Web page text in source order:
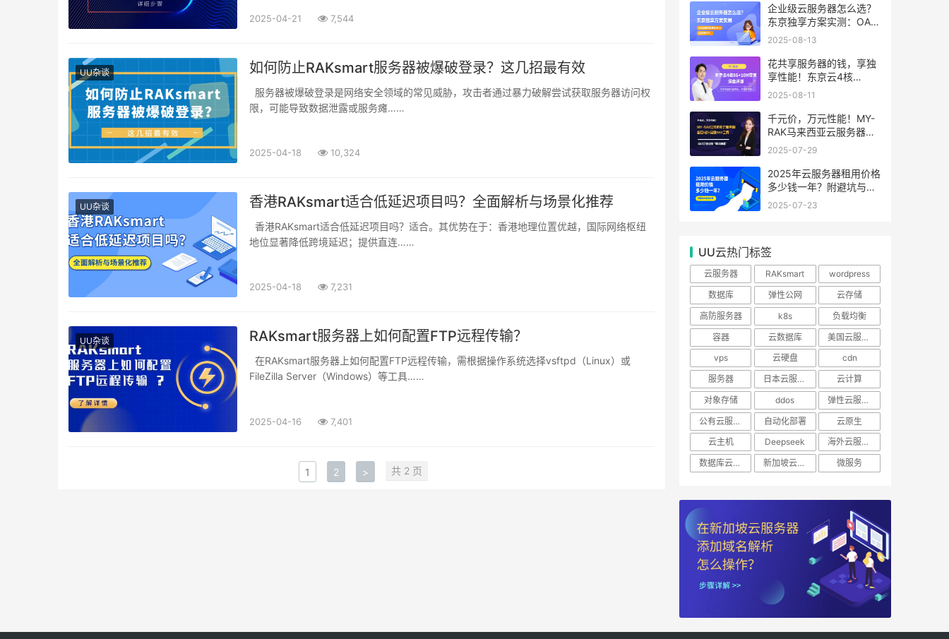
2025-04-21 7,544
UU杂谈 如何防止RAKsmart服务器被爆破登录？这几招最有效
限，可能导致数据泄露或服务瘫……
2025-04-18 10,324
UU杂谈 香港RAKsmart适合低延迟项目吗？全面解析与场景化推荐
地位显著降低跨境延迟；提供直连……
2025-04-18 7,231
UU杂谈 RAKsmart服务器上如何配置FTP远程传输？
FileZilla Server（Windows）等工具……
2025-04-16 7,401
1 2 > 共 2 页
99.99%
企业级云服务器怎么选？
东京独享方案实测：OA系
统响应提速40%，成本降
2025-08-13
花共享服务器的钱，享独
享性能！东京云4核
8G+10M带宽降价来袭
2025-08-11
千元价，万元性能！MY-
RAK马来西亚云服务器：
首月5折+免费SEO工具，
2025-07-29
2025年云服务器租用价格
多少钱一年？附避坑与省
钱攻略
2025-07-23
UU云热门标签
云服务器 RAKsmart
wordpress
数据库
弹性公网
云存储
高防服务器
k8s
负载均衡
容器
云数据库
美国云服务器
vps
云硬盘
cdn
服务器
日本云服务器
云计算
对象存储
ddos
弹性云服务器
公有云服务器
自动化部署
云原生
云主机
Deepseek
海外云服务器
数据库云托管
新加坡云服务器 微服务